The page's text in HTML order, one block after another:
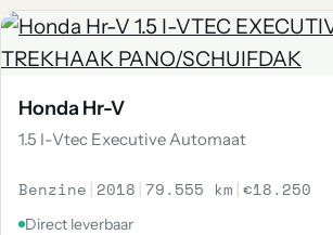
Honda Hr-V
1.5 I-Vtec Executive Automaat
Benzine | 2018 | 79.555 km |€18.250
Direct leverbaar